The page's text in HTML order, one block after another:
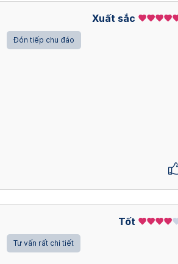
Xuất sắc
Đón tiếp chu đáo
Tốt
Tư vấn rất chi tiết